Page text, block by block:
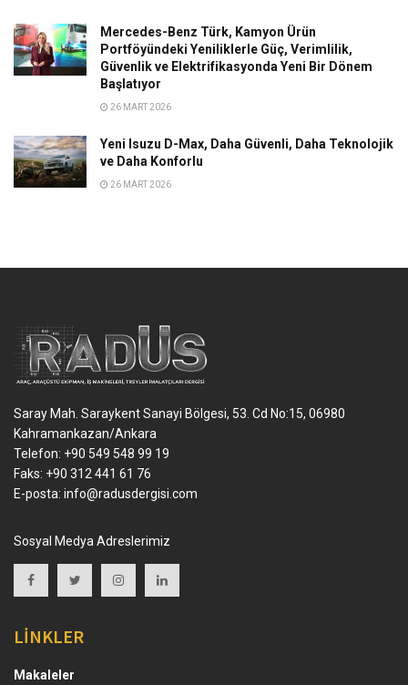
Mercedes-Benz Türk, Kamyon Ürün
Portföyündeki Yeniliklerle Güç, Verimlilik,
Güvenlik ve Elektrifikasyonda Yeni Bir Dönem
Başlatıyor
26 MART 2026
Yeni Isuzu D-Max, Daha Güvenli, Daha Teknolojik
ve Daha Konforlu
26 MART 2026
Saray Mah. Saraykent Sanayi Bölgesi, 53. Cd No:15, 06980
Kahramankazan/Ankara
Telefon: +90 549 548 99 19
Faks: +90 312 441 61 76
E-posta: info@radusdergisi.com
Sosyal Medya Adreslerimiz
LİNKLER
Makaleler